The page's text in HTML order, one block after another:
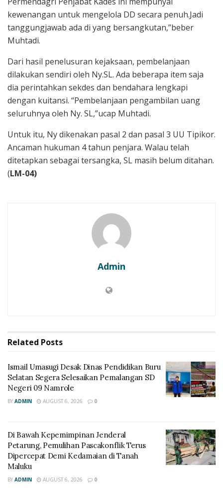
kewenangan untuk mengelola DD secara penuh.Jadi
tanggungjawab ada di yang bersangkutan,”beber
Muhtadi.
Dari hasil penelusuran kejaksaan, pembelanjaan
dilakukan sendiri oleh Ny.SL. Ada beberapa item saja
dia perintahkan sekdes dan bendahara lengkapi
dengan kuitansi. “Pembelanjaan pengambilan uang
seluruhnya oleh Ny. SL,”ucap Muhtadi.
Untuk itu, Ny dikenakan pasal 2 dan pasal 3 UU Tipikor.
Ancaman hukuman 4 tahun penjara. Walau telah
ditetapkan sebagai tersangka, SL masih belum ditahan.
(LM-04)
Admin
Related Posts
Ismail Umasugi Desak Dinas Pendidikan Buru
Selatan Segera Selesaikan Pemalangan SD
Negeri 09 Namrole
BY ADMIN AUGUST 6, 2026 0
Di Bawah Kepemimpinan Jenderal
Petarung, Pemulihan Pascakonflik Terus
Dipercepat Demi Kedamaian di Tanah
Maluku
BY ADMIN AUGUST 6, 2026 0